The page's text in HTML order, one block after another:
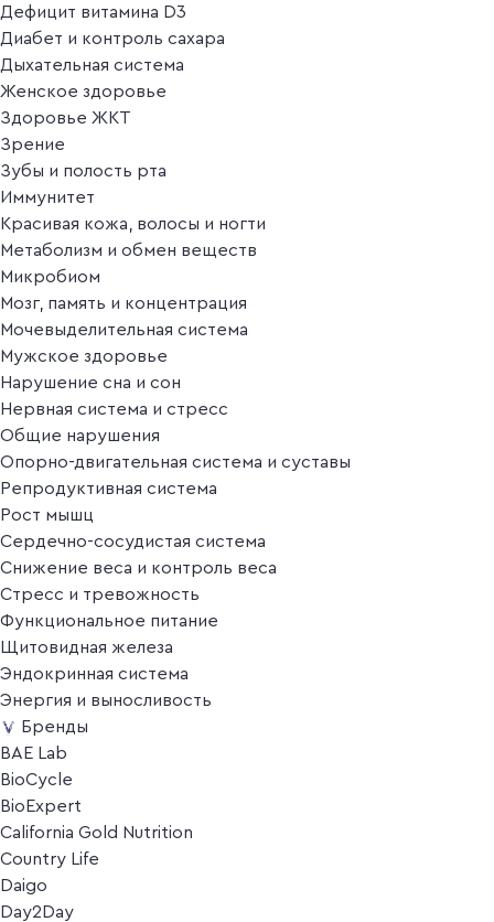
Дефицит витамина D3
Диабет и контроль сахара
Дыхательная система
Женское здоровье
Здоровье ЖКТ
Зрение
Зубы и полость рта
Иммунитет
Красивая кожа, волосы и ногти
Метаболизм и обмен веществ
Микробиом
Мозг, память и концентрация
Мочевыделительная система
Мужское здоровье
Нарушение сна и сон
Нервная система и стресс
Общие нарушения
Опорно-двигательная система и суставы
Репродуктивная система
Рост мышц
Сердечно-сосудистая система
Снижение веса и контроль веса
Стресс и тревожность
Функциональное питание
Щитовидная железа
Эндокринная система
Энергия и выносливость
Бренды
BAE Lab
BioCycle
BioExpert
California Gold Nutrition
Country Life
Daigo
Day2Day